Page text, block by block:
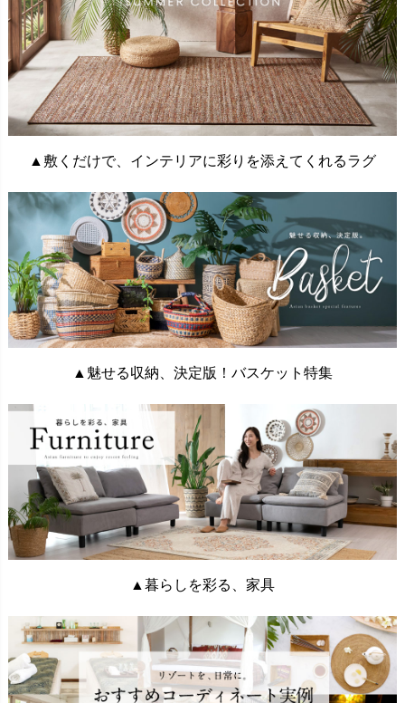
▲敷くだけで、インテリアに彩りを添えてくれるラグ
▲魅せる収納、決定版！バスケット特集
▲暮らしを彩る、家具